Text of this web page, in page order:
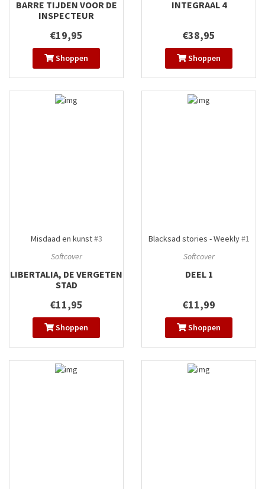
BARRE TIJDEN VOOR DE
INSPECTEUR
€19,95
Shoppen
INTEGRAAL 4
€38,95
Shoppen
Misdaad en kunst#3
Softcover
LIBERTALIA, DE VERGETEN
STAD
€11,95
Shoppen
Blacksad stories - Weekly#1
Softcover
DEEL 1
€11,99
Shoppen